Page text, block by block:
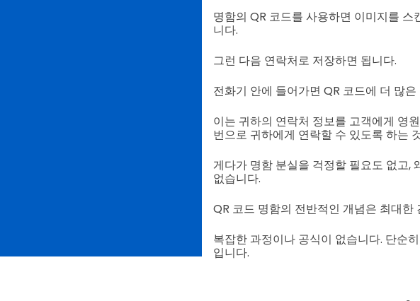
명함의 QR 코드를 사용하면 이미지를
니다.
그런 다음 연락처로 저장하면 됩니다.
전화기 안에 들어가면 QR 코드에 더 많
이는 귀하의 연락처 정보를 고객에게 영
번으로 귀하에게 연락할 수 있도록 하는
게다가 명함 분실을 걱정할 필요도 없고,
없습니다.
QR 코드 명함의 전반적인 개념은 최대한
복잡한 과정이나 공식이 없습니다. 단순
입니다.